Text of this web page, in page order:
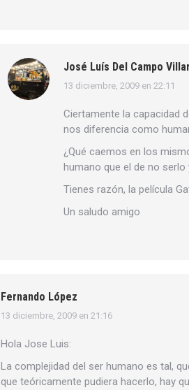
José Luís Del Campo
dice:
13 diciembre, 2009 en 22:11
Ciertamente la capacidad
nos diferencia como
¿Qué caemos en los
humano que el de no
Tienes razón, la película
Un saludo amigo
Fernando López
dice:
13 diciembre, 2009 en 21:16
Hola Jose Luis:
La complejidad del ser humano es tal,
que teóricamente pudiera hacerlo, hay